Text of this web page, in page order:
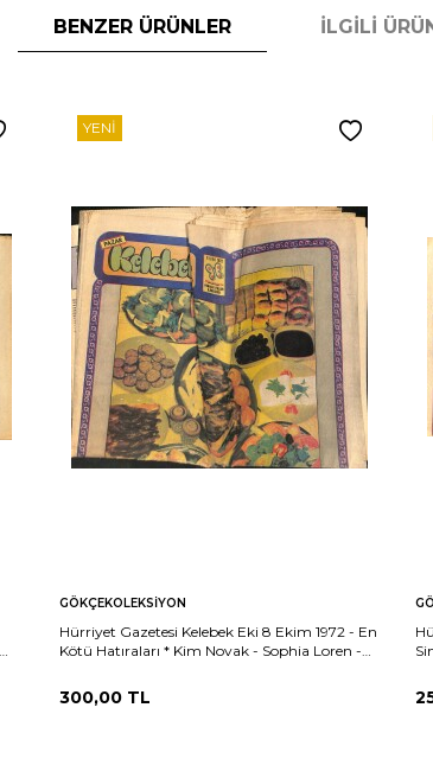
BENZER ÜRÜNLER İLGILI
YENI
GÖKÇEKOLEKSIYON
Hürriyet Gazetesi Kelebek Eki 8 Ekim 1972 - En
Kötü Hatıraları * Kim Novak - Sophia Loren -
300,00 TL